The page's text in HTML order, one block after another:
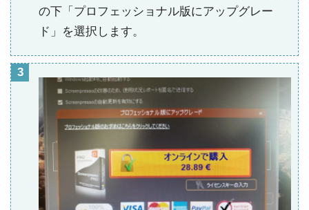
の下「プロフェッショナル版にアップグレー
ド」を選択します。